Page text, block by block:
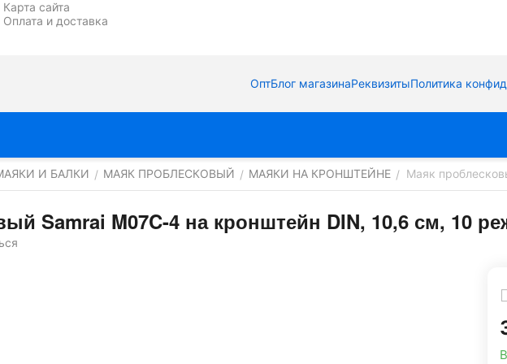
Карта сайта
Оплата и доставка
ОптБлог магазинаРеквизитыПолитика
И БАЛКИ / МАЯК ПРОБЛЕСКОВЫЙ / МАЯКИ НА КРОНШТЕЙНЕ / Маяк
Samrai M07C-4 на кронштейн DIN, 10,6 см, 10